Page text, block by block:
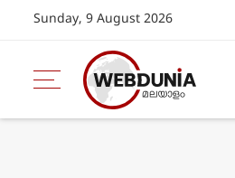
Sunday, 9 August 2026